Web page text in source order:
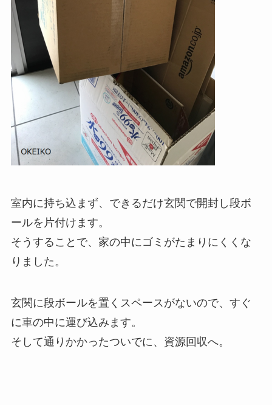
室内に持ち込まず、できるだけ玄関で開封し段ボ
ールを片付けます。
そうすることで、家の中にゴミがたまりにくくな
りました。
玄関に段ボールを置くスペースがないので、すぐ
に車の中に運び込みます。
そして通りかかったついでに、資源回収へ。